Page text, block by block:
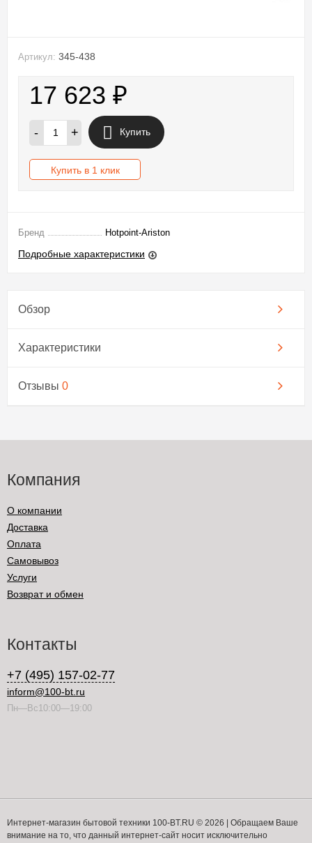
Артикул: 345-438
17 623 ₽
- + Купить
Купить в 1 клик
Бренд Hotpoint-Ariston
Подробные характеристики
Обзор
Характеристики
Отзывы 0
Компания
О компании
Доставка
Оплата
Самовывоз
Услуги
Возврат и обмен
Контакты
+7 (495) 157-02-77
inform@100-bt.ru
Пн—Вс10:00—19:00
Интернет-магазин бытовой техники 100-BT.RU © 2026 | Обращаем Ваше
внимание на то, что данный интернет-сайт носит исключительно